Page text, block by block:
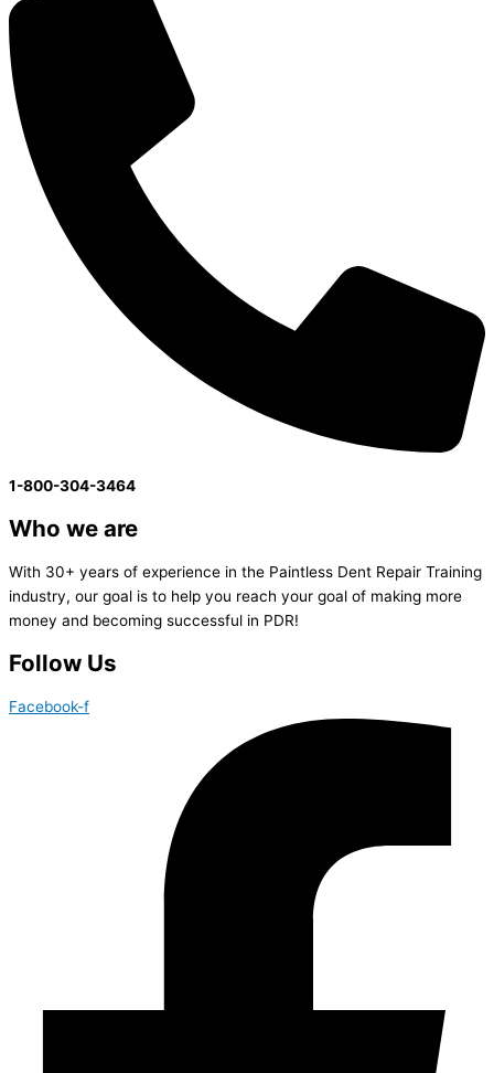
1-800-304-3464
Who we are
With 30+ years of experience in the Paintless Dent Repair Training
industry, our goal is to help you reach your goal of making more
money and becoming successful in PDR!
Follow Us
Facebook-f